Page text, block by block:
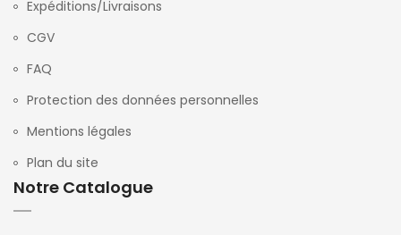
Expéditions/Livraisons
CGV
FAQ
Protection des données personnelles
Mentions légales
Plan du site
Notre Catalogue